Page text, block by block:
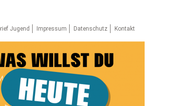
Jugend Impressum Datenschutz Kontakt